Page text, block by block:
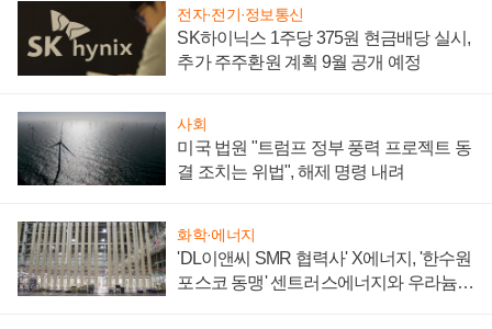
전자·전기·정보통신
SK하이닉스 1주당 375원 현금배당 실시,
추가 주주환원 계획 9월 공개 예정
사회
미국 법원 "트럼프 정부 풍력 프로젝트 동
결 조치는 위법", 해제 명령 내려
화학·에너지
'DL이앤씨 SMR 협력사' X에너지, '한수원
포스코 동맹' 센트러스에너지와 우라늄